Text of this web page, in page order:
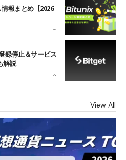
報まとめ【2026
録停止＆サービス
解説
View All